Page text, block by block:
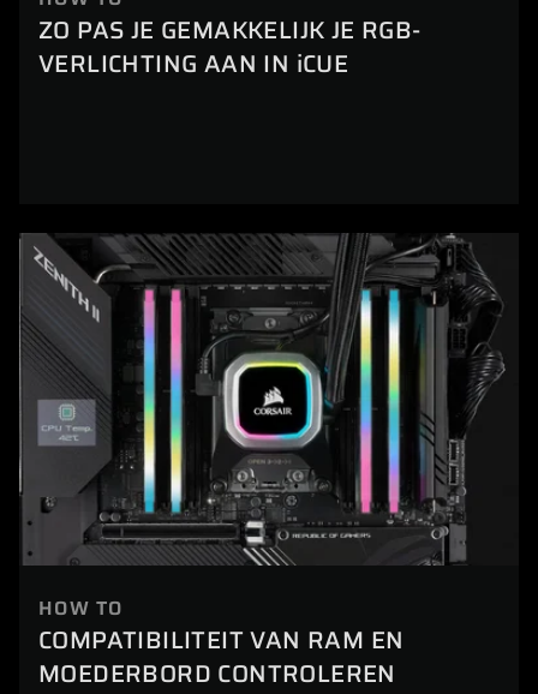
ZO PAS JE GEMAKKELIJK JE RGB-
VERLICHTING AAN IN iCUE
HOW TO
COMPATIBILITEIT VAN RAM EN
MOEDERBORD CONTROLEREN